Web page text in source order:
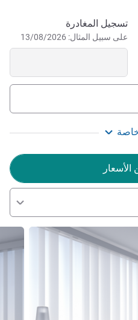
تسجيل المغادرة
على سبيل المثال: 13/08/2026
راجع